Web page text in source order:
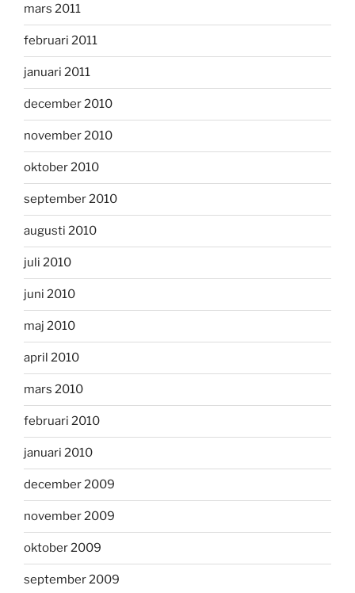
mars 2011
februari 2011
januari 2011
december 2010
november 2010
oktober 2010
september 2010
augusti 2010
juli 2010
juni 2010
maj 2010
april 2010
mars 2010
februari 2010
januari 2010
december 2009
november 2009
oktober 2009
september 2009